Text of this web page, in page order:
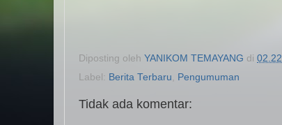
Diposting oleh YANIKOM TEMAYANG di 02.22
Label: Berita Terbaru, Pengumuman
Tidak ada komentar: